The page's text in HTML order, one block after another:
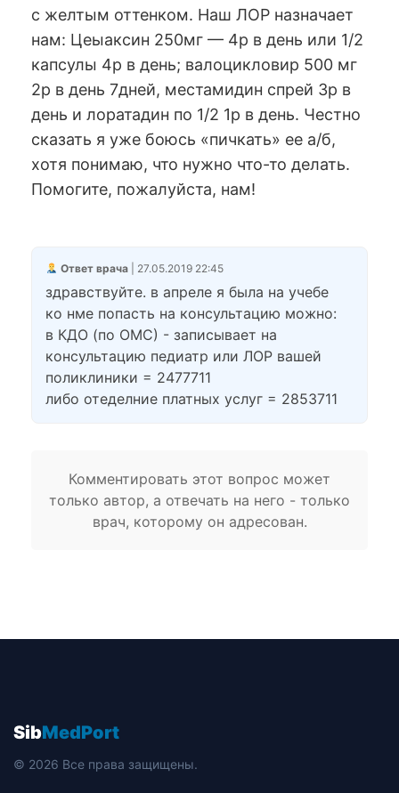
с желтым оттенком. Наш ЛОР назначает
нам: Цеыаксин 250мг — 4р в день или 1/2
капсулы 4р в день; валоцикловир 500 мг
2р в день 7дней, местамидин спрей 3р в
день и лоратадин по 1/2 1р в день. Честно
сказать я уже боюсь «пичкать» ее а/б,
хотя понимаю, что нужно что-то делать.
Помогите, пожалуйста, нам!
Ответ врача| 27.05.2019 22:45
здравствуйте. в апреле я была на учебе
ко нме попасть на консультацию можно:
в КДО (по ОМС) - записывает на
консультацию педиатр или ЛОР вашей
поликлиники = 2477711
либо отеделние платных услуг = 2853711
Комментировать этот вопрос может
только автор, а отвечать на него - только
врач, которому он адресован.
SibMedPort
© 2026 Все права защищены.